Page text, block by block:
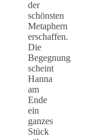
der
schönsten
Metaphern
erschaffen.
Die
Begegnung
scheint
Hanna
am
Ende
ein
ganzes
Stück